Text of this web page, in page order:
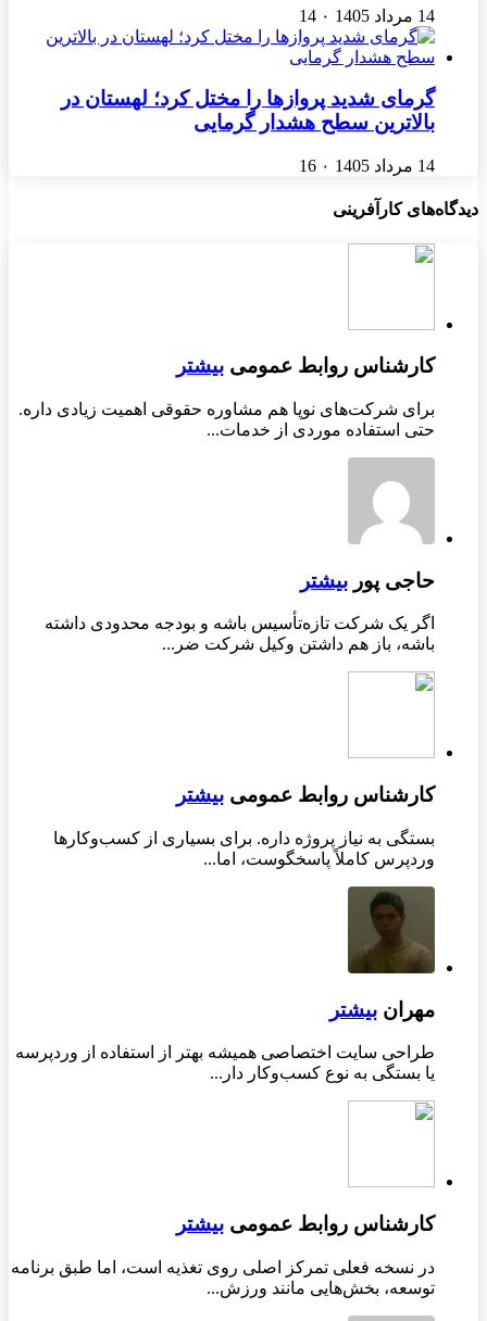
14 مرداد 1405 ۰ 14
گرمای شدید پروازها را مختل کرد؛ لهستان در
بالاترین سطح هشدار گرمایی
14 مرداد 1405 ۰ 16
دیدگاه‌های کارآفرینی
کارشناس روابط عمومی بیشتر
برای شرکت‌های نوپا هم مشاوره حقوقی اهمیت زیادی داره.
حتی استفاده موردی از خدمات...
حاجی پور بیشتر
اگر یک شرکت تازه‌تأسیس باشه و بودجه محدودی داشته
باشه، باز هم داشتن وکیل شرکت ضر...
کارشناس روابط عمومی بیشتر
بستگی به نیاز پروژه داره. برای بسیاری از کسب‌وکارها
وردپرس کاملاً پاسخگوست، اما...
مهران بیشتر
طراحی سایت اختصاصی همیشه بهتر از استفاده از وردپرسه
یا بستگی به نوع کسب‌وکار دار...
کارشناس روابط عمومی بیشتر
در نسخه فعلی تمرکز اصلی روی تغذیه است، اما طبق برنامه
توسعه، بخش‌هایی مانند ورزش...